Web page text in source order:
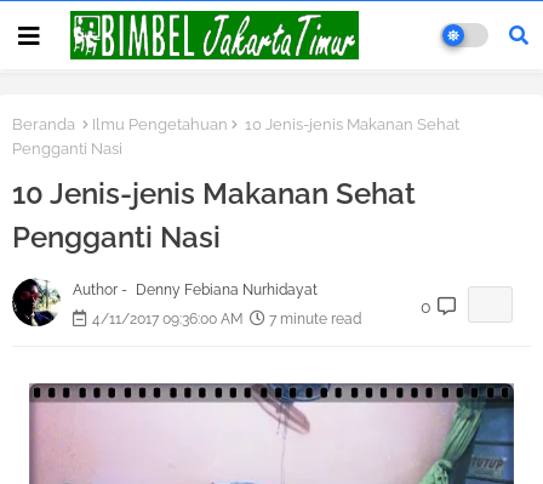
Beranda Ilmu Pengetahuan
10 Jenis-jenis Makanan Sehat
Pengganti Nasi
10 Jenis-jenis Makanan Sehat
Pengganti Nasi
Author -
Denny Febiana Nurhidayat
4/11/2017 09:36:00 AM
7 minute read
0